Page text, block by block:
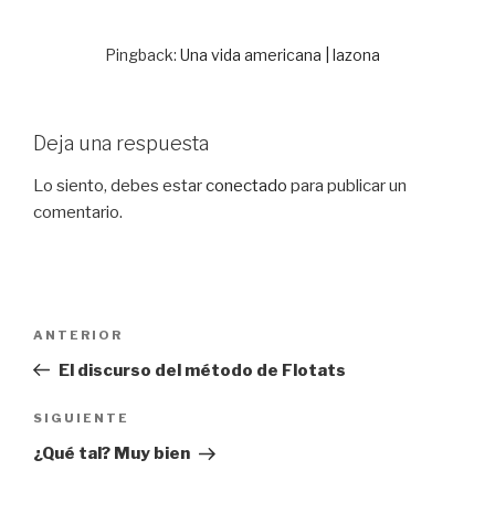
Pingback: Una vida americana | lazona
Deja una respuesta
Lo siento, debes estarconectado para publicar un
comentario.
entradas
Entrada
anterior:
ANTERIOR
El discurso del método de Flotats
Siguiente
entrada
SIGUIENTE
¿Qué tal? Muy bien